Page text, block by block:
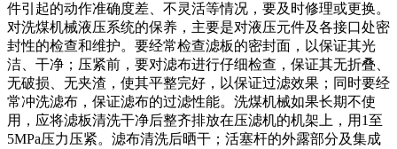
件引起的动作准确度差、不灵活等情况，要及时修理或更换。
对洗煤机械液压系统的保养，主要是对液压元件及各接口处密
封性的检查和维护。要经常检查滤板的密封面，以保证其光
洁、干净；压紧前，要对滤布进行仔细检查，保证其无折叠、
无破损、无夹渣，使其平整完好，以保证过滤效果；同时要经
常冲洗滤布，保证滤布的过滤性能。洗煤机械如果长期不使
用，应将滤板清洗干净后整齐排放在压滤机的机架上，用1至
5MPa压力压紧。滤布清洗后晒干；活塞杆的外露部分及集成